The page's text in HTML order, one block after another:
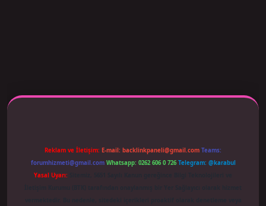
Reklam ve İletişim: E-mail: backlinkpaneli@gmail.com Teams:
forumhizmeti@gmail.com Whatsapp: 0262 606 0 726 Telegram: @karabul
Yasal Uyarı: